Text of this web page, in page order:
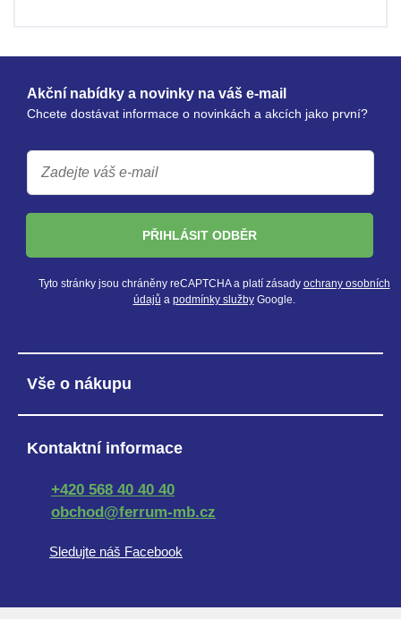
Akční nabídky a novinky na váš e-mail
Chcete dostávat informace o novinkách a akcích jako první?
PŘIHLÁSIT ODBĚR
Tyto stránky jsou chráněny reCAPTCHA a platí zásady ochrany osobních
údajů a podmínky službyGoogle.
Vše o nákupu
Kontaktní informace
+420 568 40 40 40
obchod@ferrum-mb.cz
Sledujte náš Facebook